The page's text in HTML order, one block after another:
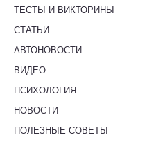
ТЕСТЫ И ВИКТОРИНЫ
СТАТЬИ
АВТОНОВОСТИ
ВИДЕО
ПСИХОЛОГИЯ
НОВОСТИ
ПОЛЕЗНЫЕ СОВЕТЫ